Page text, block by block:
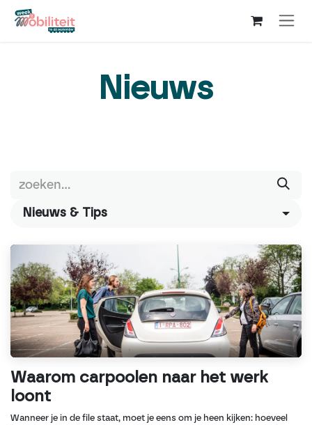
Overslaan naar inhoud
Nieuws
Nieuws & Tips
Waarom carpoolen naar het werk
loont
Wanneer je in de file staat, moet je eens om je heen kijken: hoeveel